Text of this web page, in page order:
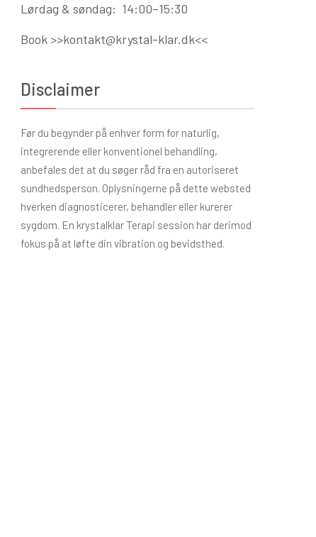
Lørdag & søndag: 14:00–15:30
Book >>kontakt@krystal-klar.dk<<
Disclaimer
Før du begynder på enhver form for naturlig,
integrerende eller konventionel behandling,
anbefales det at du søger råd fra en autoriseret
sundhedsperson. Oplysningerne på dette websted
hverken diagnosticerer, behandler eller kurerer
sygdom. En krystalklar Terapi session har derimod
fokus på at løfte din vibration og bevidsthed.